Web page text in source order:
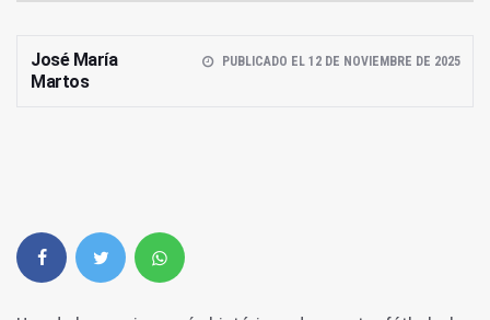
José María
Martos
PUBLICADO EL 12 DE NOVIEMBRE DE 2025